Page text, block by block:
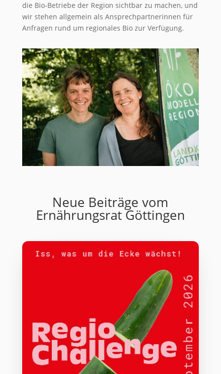
die Bio-Betriebe der Region sichtbar zu machen, und
wir stehen allgemein als Ansprechpartnerinnen für
Anfragen rund um regionales Bio zur Verfügung.
Neue Beiträge vom
Ernährungsrat Göttingen